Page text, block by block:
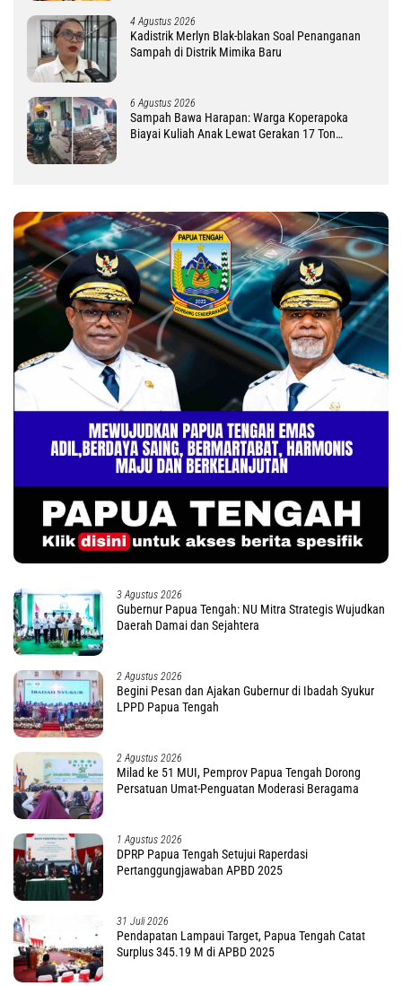
4 Agustus 2026
Kadistrik Merlyn Blak-blakan Soal Penanganan
Sampah di Distrik Mimika Baru
6 Agustus 2026
Sampah Bawa Harapan: Warga Koperapoka
Biayai Kuliah Anak Lewat Gerakan 17 Ton
3 Agustus 2026
Gubernur Papua Tengah: NU Mitra Strategis Wujudkan
Daerah Damai dan Sejahtera
2 Agustus 2026
Begini Pesan dan Ajakan Gubernur di Ibadah Syukur
LPPD Papua Tengah
2 Agustus 2026
Milad ke 51 MUI, Pemprov Papua Tengah Dorong
Persatuan Umat-Penguatan Moderasi Beragama
1 Agustus 2026
DPRP Papua Tengah Setujui Raperdasi
Pertanggungjawaban APBD 2025
31 Juli 2026
Pendapatan Lampaui Target, Papua Tengah Catat
Surplus 345.19 M di APBD 2025